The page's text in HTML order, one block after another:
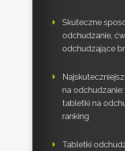
Skuteczne
odchudzanie,
odchudzające
na
tabletki na
ranking
Tabletki